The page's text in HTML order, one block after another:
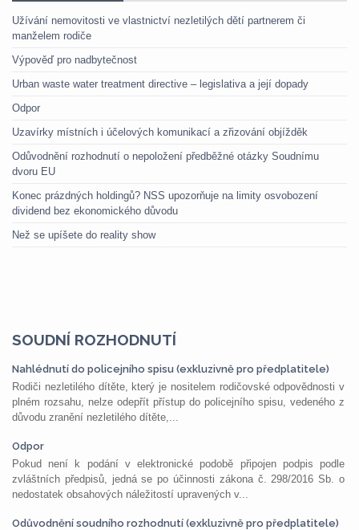
Užívání nemovitosti ve vlastnictví nezletilých dětí partnerem či
manželem rodiče
Výpověď pro nadbytečnost
Urban waste water treatment directive – legislativa a její dopady
Odpor
Uzavírky místních i účelových komunikací a zřizování objížděk
Odůvodnění rozhodnutí o nepoložení předběžné otázky Soudnímu
dvoru EU
Konec prázdných holdingů? NSS upozorňuje na limity osvobození
dividend bez ekonomického důvodu
Než se upíšete do reality show
SOUDNÍ ROZHODNUTÍ
Nahlédnutí do policejního spisu (exkluzivně pro předplatitele)
Rodiči nezletilého dítěte, který je nositelem rodičovské odpovědnosti v
plném rozsahu, nelze odepřít přístup do policejního spisu, vedeného z
důvodu zranění nezletilého dítěte,...
Odpor
Pokud není k podání v elektronické podobě připojen podpis podle
zvláštních předpisů, jedná se po účinnosti zákona č. 298/2016 Sb. o
nedostatek obsahových náležitostí upravených v...
Odůvodnění soudního rozhodnutí (exkluzivně pro předplatitele)